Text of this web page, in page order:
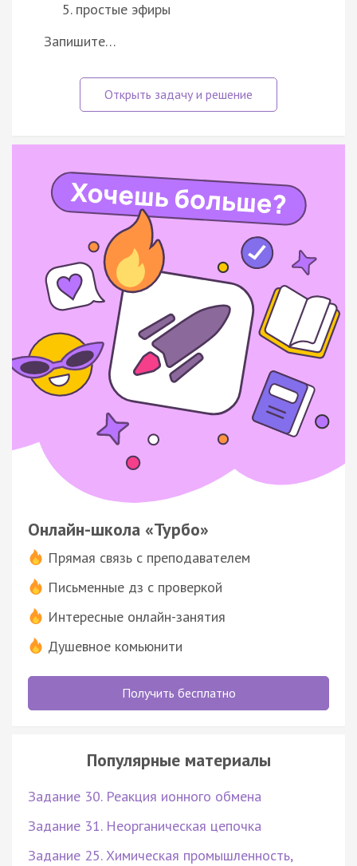
простые эфиры
Запишите…
Онлайн-школа «Турбо»
Прямая связь с преподавателем
Письменные дз с проверкой
Интересные онлайн-занятия
Душевное комьюнити
Получить бесплатно
Популярные материалы
Задание 30. Реакция ионного обмена
Задание 31. Неорганическая цепочка
Задание 25. Химическая промышленность,